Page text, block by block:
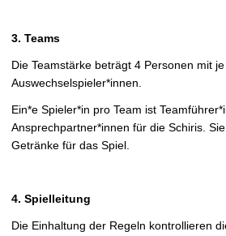
3. Teams
Die Teamstärke beträgt 4 Personen mit
Auswechselspieler*innen.
Ein*e Spieler*in pro Team ist
Ansprechpartner*innen für die Schiris.
Getränke für das Spiel.
4. Spielleitung
Die Einhaltung der Regeln kontrollieren